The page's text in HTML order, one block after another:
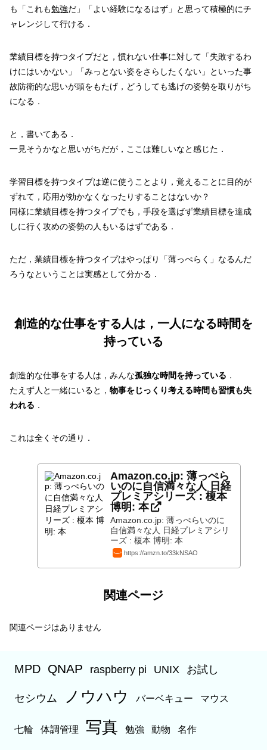
も「これも勉強だ」「よい経験になるはず」と思って積極的にチ
ャレンジして行ける．
業績目標を持つタイプだと，慣れない仕事に対して「失敗するわ
けにはいかない」「みっとない姿をさらしたくない」といった事
故防衛的な思いが頭をもたげ，どうしても逃げの姿勢を取りがち
になる．
と，書いてある．
一見そうかなと思いがちだが，ここは難しいなと感じた．
学習目標を持つタイプは逆に使うことより，覚えることに目的が
ずれて，応用が効かなくなったりすることはないか？
同様に業績目標を持つタイプでも，手段を選ばず業績目標を達成
しに行く攻めの姿勢の人もいるはずである．
ただ，業績目標を持つタイプはやっぱり「薄っぺらく」なるんだ
ろうなということは実感として分かる．
創造的な仕事をする人は，一人になる時間を
持っている
創造的な仕事をする人は，みんな孤独な時間を持っている ．
たえず人と一緒にいると， 物事をじっくり考える時間も習慣も失
われる ．
これは全くその通り．
Amazon.co.jp: 薄っぺら
いのに自信満々な人 日経
プレミアシリーズ : 榎本
博明: 本
Amazon.co.jp: 薄っぺらいのに
自信満々な人 日経プレミアシリ
ーズ : 榎本 博明: 本
https://amzn.to/33kNSAO
関連ページ
関連ページはありません
MPD QNAP raspberry pi UNIX お試し
セシウム ノウハウ バーベキュー マウス
七輪 体調管理 写真 勉強 動物 名作